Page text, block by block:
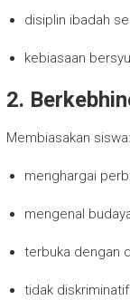
disiplin ibadah
kebiasaan
2.
Membiasakan siswa:
menghargai
mengenal
terbuka dengan
tidak